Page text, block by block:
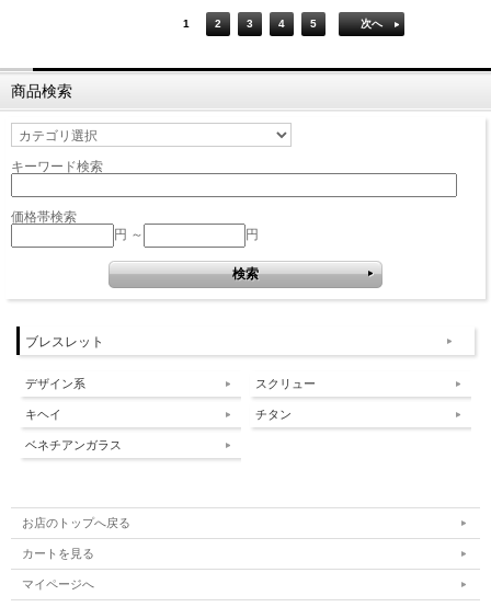
1 2 3 4 5 次へ
商品検索
キーワード検索
価格帯検索
円 ～
円
ブレスレット
デザイン系
キヘイ
ベネチアンガラス
スクリュー
チタン
お店のトップへ戻る
カートを見る
マイページへ